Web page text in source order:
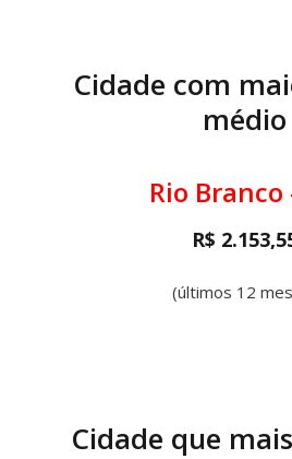
Cidade com
médio
Rio Branco
R$
(últimos 12
Cidade que